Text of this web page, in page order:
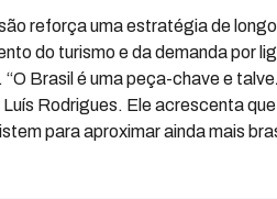
reforça uma estratégia de
do turismo e da demanda por
“O Brasil é uma peça-chave e
Rodrigues. Ele acrescenta
para aproximar ainda mais